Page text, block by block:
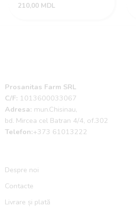
210,00 MDL
Prosanitas Farm SRL
C/F: 1013600033067
Adresa: mun.Chisinau,
bd. Mircea cel Batran 4/4, of.302
Telefon:+373 61013222
Despre noi
Contacte
Livrare și plată